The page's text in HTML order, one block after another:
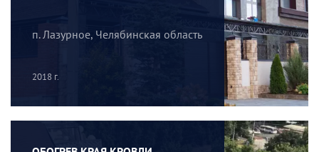
п. Лазурное, Челябинская область
2018 г.